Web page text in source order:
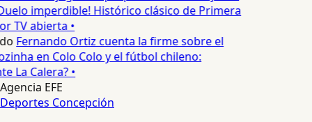
imperdible! Histórico clásico de Primera
TV abierta •
Fernando Ortiz cuenta la firme sobre el
en Colo Colo y el fútbol chileno:
La Calera? •
Agencia EFE
Deportes Concepción